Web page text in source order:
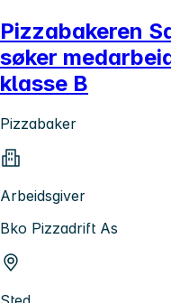
Pizzabakeren
søker
klasse B
Pizzabaker
Arbeidsgiver
Bko Pizzadrift As